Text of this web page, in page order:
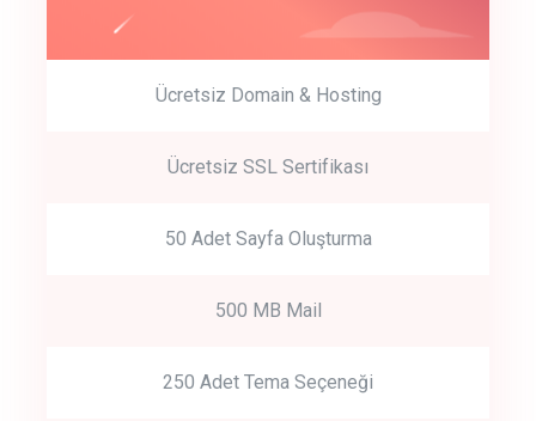
Get Started
Start by trying our service for 30 days free trial no credit card
Ücretsiz Domain & Hosting
Ücretsiz SSL Sertifikası
50 Adet Sayfa Oluşturma
500 MB Mail
250 Adet Tema Seçeneği